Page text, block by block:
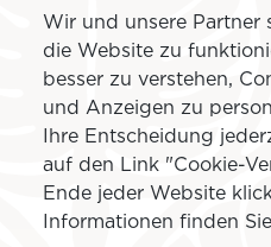
dem
Frankreichs und der Welt
Business Class bietet eine
zu einem einzigartigen
das Wohlbefinden seiner
Nui bietet an Bord
und Dienstleistungen,
Wir und unsere Partner
die Website zu
besser zu verstehen,
und Anzeigen zu
Ihre Entscheidung
auf den Link "Cookie-
Ende jeder Website
Informationen finden Sie